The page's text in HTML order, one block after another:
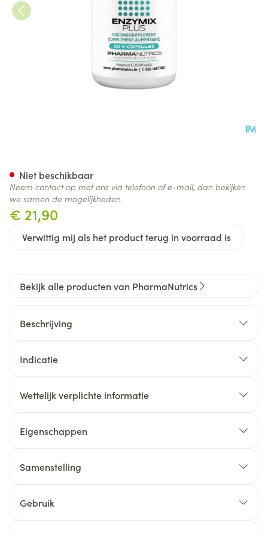
€ 21,90
Verwittig mij als het product terug in voorraad is
Niet beschikbaar
Neem contact op met ons via telefoon of e-mail, dan bekijken
we samen de mogelijkheden.
Bekijk alle producten van PharmaNutrics
Beschrijving
Indicatie
Wettelijk verplichte informatie
Eigenschappen
Samenstelling
Gebruik